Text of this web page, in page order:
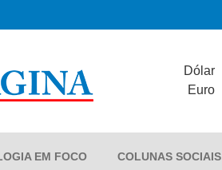
Dólar
Euro
EM FOCO COLUNAS SOCIAIS